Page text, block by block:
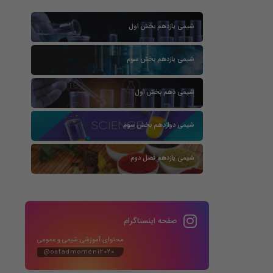
شیمی یازدهم بخش اول
شیمی یازدهم بخش سوم
شیمی دهم بخش اول
شیمی دوازدهم بخش سوم
شیمی یازدهم فصل دوم
صفحه اینستاگرام
محتوای آموزشی شیمی و عمومی
@ostadmomeni2020